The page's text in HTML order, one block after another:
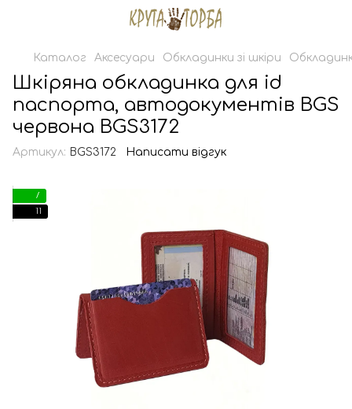
Каталог Аксесуари Обкладинки зі шкіри
Шкіряна обкладинка для id
паспорта, автодокументів BGS
червона BGS3172
Артикул: BGS3172 Написати відгук
7
11